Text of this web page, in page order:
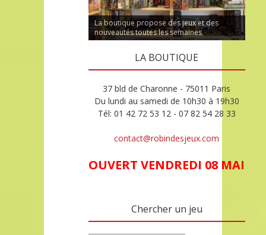
La boutique propose des jeux et des
nouveautés toutes les semaines
LA BOUTIQUE
37 bld de Charonne - 75011 Paris
Du lundi au samedi de 10h30 à 19h30
Tél: 01 42 72 53 12 - 07 82 54 28 33
contact@robindesjeux.com
OUVERT VENDREDI 08 MAI
Chercher un jeu